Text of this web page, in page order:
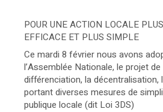
POUR UNE ACTION LOCALE
EFFICACE ET PLUS SIMPLE
Ce mardi 8 février nous avons
l’Assemblée Nationale, le projet
différenciation, la
portant diverses mesures de
publique locale (dit Loi 3DS)